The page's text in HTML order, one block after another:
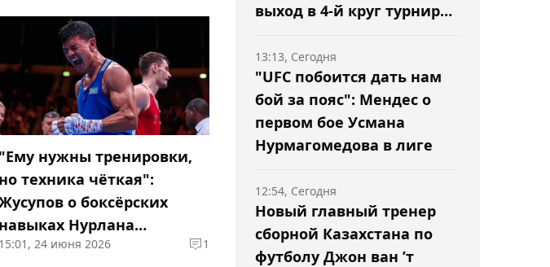
"Ему нужны тренировки,
но техника чёткая":
о боксёрских
навыках Нурлана
Сабурова
15:01, 24 июня 2026 1
выход в 4-й круг турнира
"UFC побоится дать нам
бой за пояс": Мендес о
первом бое Усмана
Нурмагомедова в лиге
13:13, Сегодня
Новый главный тренер
сборной Казахстана по
футболу Джон ван ’т
12:54, Сегодня